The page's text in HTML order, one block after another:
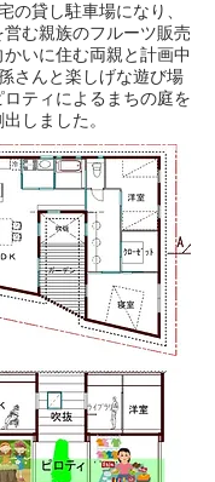
の貸し駐車場になり、
む親族のフルーツ販売
いに住む両親と計画中
さんと楽しげな遊び場
ティによるまちの庭を
しました。